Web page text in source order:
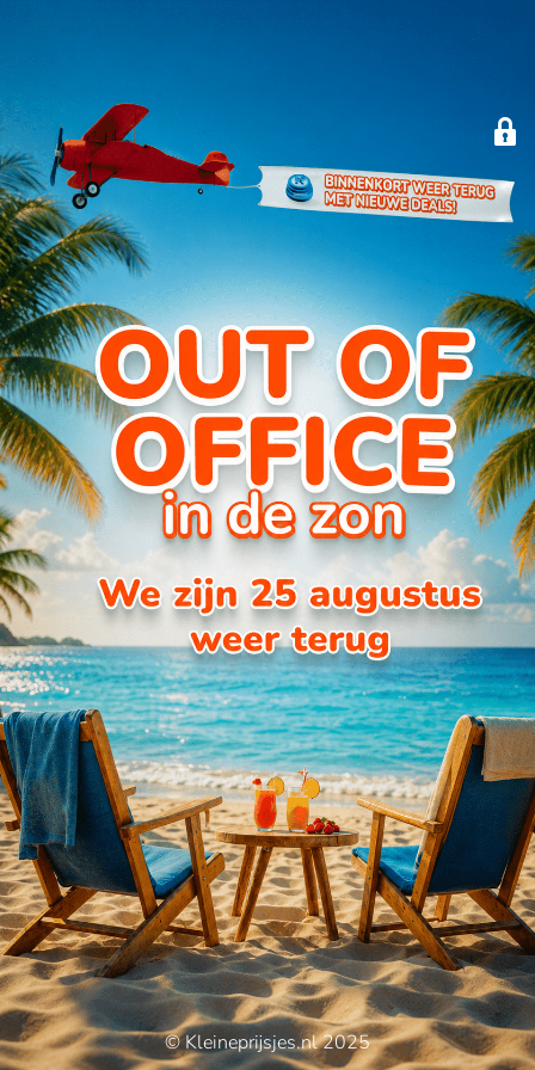
© Kleineprijsjes.nl 2025